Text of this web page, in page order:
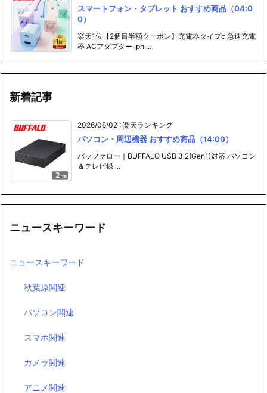
スマートフォン・タブレット おすすめ商品（04:0
0）
楽天1位【2個目半額クーポン】充電器タイプc 急速充電
器 ACアダプター iph ...
新着記事
2026/08/02 : 楽天ランキング
パソコン・周辺機器 おすすめ商品（14:00）
バッファロー｜BUFFALO USB 3.2(Gen1)対応 パソコン
＆テレビ録 ...
ニュースキーワード
ニュースキーワード
秋葉原関連
パソコン関連
スマホ関連
カメラ関連
アニメ関連